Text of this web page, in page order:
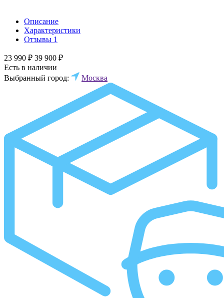
Описание
Характеристики
Отзывы 1
23 990 ₽ 39 900 ₽
Есть в наличии
Выбранный город:
Москва